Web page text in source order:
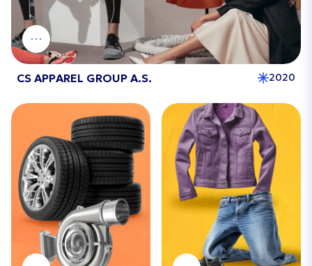
CS APPAREL GROUP A.S. 2020